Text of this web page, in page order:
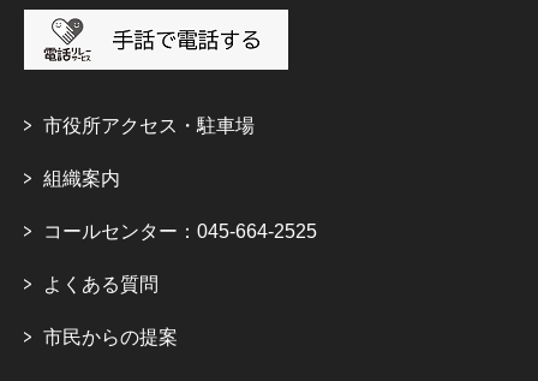
市役所アクセス・駐車場
組織案内
コールセンター：045-664-2525
よくある質問
市民からの提案